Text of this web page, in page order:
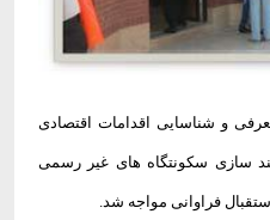
و شناسایی اقدامات اقتصادی
سازی سکونتگاه های غیر رسمی
فراوانی مواجه شد.